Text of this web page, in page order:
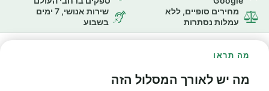
מחירים סופיים, ללא
עמלות נסתרות
שירות אנושי, 7 ימים
בשבוע
מה תראו
מה יש לאורך המסלול הזה